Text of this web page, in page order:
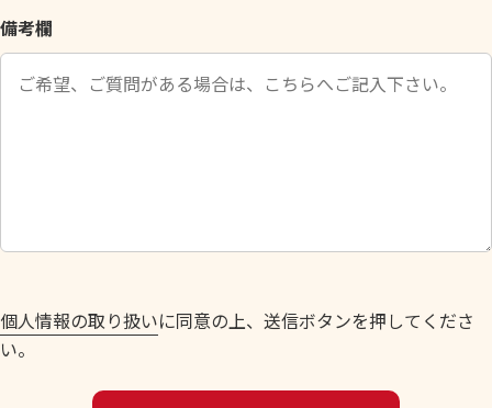
空
の
だ
い
。
備考欄
個人情報の取り扱いに同意の上、送信ボタンを押してくださ
い。